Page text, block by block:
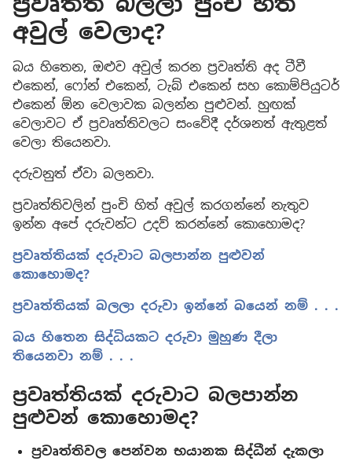
අවුල් වෙලාද?
බය හිතෙන, ඔළුව අවුල් කරන ප්‍රවෘත්ති අද ටීවී
එකෙන්, ෆෝන් එකෙන්, ටැබ් එකෙන් සහ කොම්පියුටර්
එකෙන් ඕන වෙලාවක බලන්න පුළුවන්. හුඟක්
වෙලාවට ඒ ප්‍රවෘත්තිවලට සංවේදී දර්ශනත් ඇතුළත්
වෙලා තියෙනවා.
දරුවනුත් ඒවා බලනවා.
ප්‍රවෘත්තිවලින් පුංචි හිත් අවුල් කරගන්නේ නැතුව
ඉන්න අපේ දරුවන්ට උදව් කරන්නේ කොහොමද?
ප්‍රවෘත්තියක් දරුවාට බලපාන්න පුළුවන්
කොහොමද?
ප්‍රවෘත්තියක් බලලා දරුවා ඉන්නේ බයෙන් නම් . . .
බය හිතෙන සිද්ධියකට දරුවා මුහුණ දීලා
තියෙනවා නම් . . .
ප්‍රවෘත්තියක් දරුවාට බලපාන්න
පුළුවන් කොහොමද?
ප්‍රවෘත්තිවල පෙන්වන භයානක සිද්ධීන් දැකලා